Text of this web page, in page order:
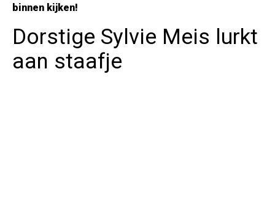
binnen kijken!
Dorstige Sylvie Meis lurkt
aan staafje